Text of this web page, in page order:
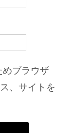
ブラウザ
、サイトを